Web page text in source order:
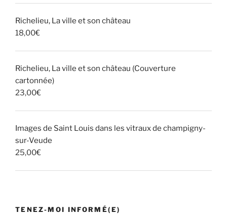
Richelieu, La ville et son château
18,00€
Richelieu, La ville et son château (Couverture
cartonnée)
23,00€
Images de Saint Louis dans les vitraux de champigny-
sur-Veude
25,00€
TENEZ-MOI INFORMÉ(E)